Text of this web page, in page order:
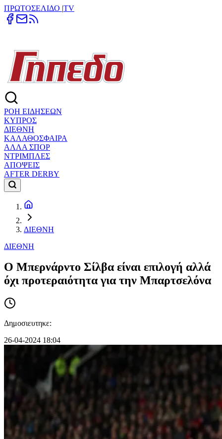
ΠΡΩΤΟΣΕΛΙΔΟ |TV
ΡΟΗ ΕΙΔΗΣΕΩΝ
ΚΥΠΡΟΣ
ΔΙΕΘΝΗ
ΚΑΛΑΘΟΣΦΑΙΡΑ
ΑΛΛΑ ΣΠΟΡ
ΝΤΡΙΜΠΛΕΣ
ΑΠΟΨΕΙΣ
AFTER DERBY
ΔΙΕΘΝΗ
ΔΙΕΘΝΗ
Ο Μπερνάρντο Σίλβα είναι επιλογή αλλά
όχι προτεραιότητα για την Μπαρτσελόνα
Δημοσιευτηκε:
26-04-2024 18:04